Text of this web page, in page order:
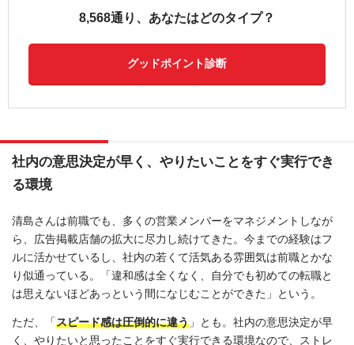
8,568通り、あなたはどのタイプ？
グッドポイント診断
社内の意思決定が早く、やりたいことをすぐ実行でき
る環境
清島さんは前職でも、多くの営業メンバーをマネジメントしなが
ら、広告掲載店舗の拡大に尽力し続けてきた。今までの経験はフ
ルに活かせているし、社内の若くて活気ある雰囲気は前職とかな
り似通っている。「違和感は全くなく、自分でも初めての転職と
は思えないほどあっという間になじむことができた」という。
ただ、「スピード感は圧倒的に違う 」とも。社内の意思決定が早
く、やりたいと思ったことをすぐ実行できる環境なので、ストレ